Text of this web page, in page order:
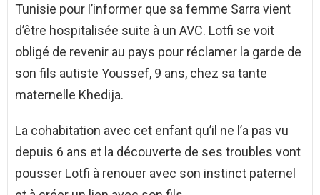
Tunisie pour l’informer que sa femme Sarra vient
d’être hospitalisée suite à un AVC. Lotfi se voit
obligé de revenir au pays pour réclamer la garde de
son fils autiste Youssef, 9 ans, chez sa tante
maternelle Khedija.
La cohabitation avec cet enfant qu’il ne l’a pas vu
depuis 6 ans et la découverte de ses troubles vont
pousser Lotfi à renouer avec son instinct paternel